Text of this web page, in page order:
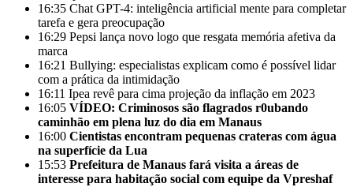
16:35 Chat GPT-4: inteligência artificial mente para completar
tarefa e gera preocupação
16:29 Pepsi lança novo logo que resgata memória afetiva da
marca
16:21 Bullying: especialistas explicam como é possível lidar
com a prática da intimidação
16:11 Ipea revê para cima projeção da inflação em 2023
16:05 VÍDEO: Criminosos são flagrados r0ubando
caminhão em plena luz do dia em Manaus
16:00 Cientistas encontram pequenas crateras com água
na superfície da Lua
15:53 Prefeitura de Manaus fará visita a áreas de
interesse para habitação social com equipe da Vpreshaf